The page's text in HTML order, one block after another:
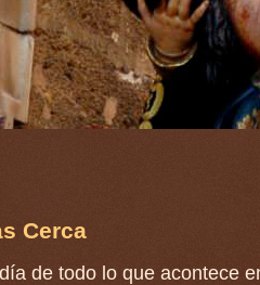
Cerca
de todo lo que acontece